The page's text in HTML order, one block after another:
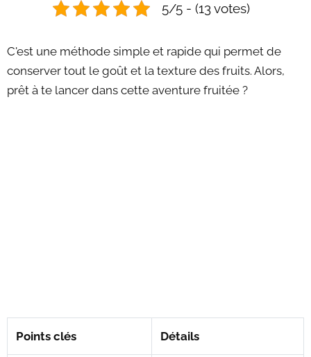
5/5 - (13 votes)
C'est une méthode simple et rapide qui permet de
conserver tout le goût et la texture des fruits. Alors,
prêt à te lancer dans cette aventure fruitée ?
Points clés Détails